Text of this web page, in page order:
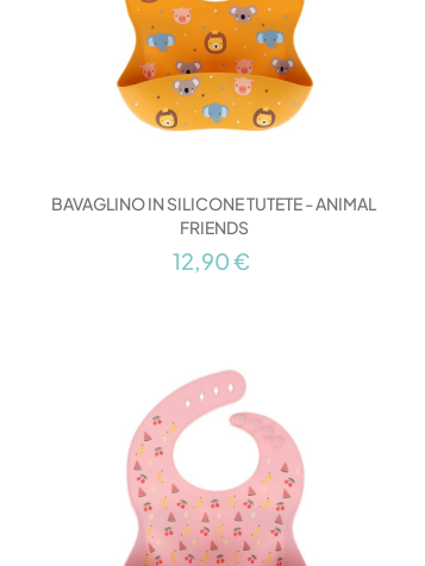
BAVAGLINO IN SILICONE TUTETE - ANIMAL
FRIENDS
12,90 €